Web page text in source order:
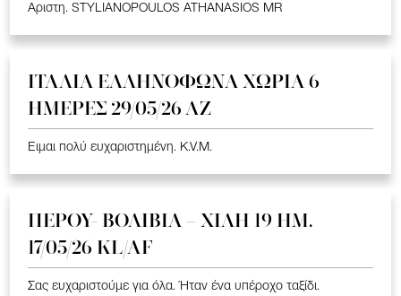
Αριστη. STYLIANOPOULOS ATHANASIOS MR
ΙΤΑΛΙΑ ΕΛΛΗΝΟΦΩΝΑ ΧΩΡΙΑ 6
ΗΜΕΡΕΣ 29/05/26 ΑΖ
Ειμαι πολύ ευχαριστημένη. K.V.M.
ΠΕΡΟΥ- ΒΟΛΙΒΙΑ – ΧΙΛΗ 19 HM.
17/05/26 KL/AF
Σας ευχαριστούμε για όλα. Ήταν ένα υπέροχο ταξίδι.